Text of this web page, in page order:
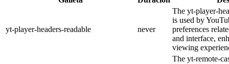
yt-player-headers-readable never
The yt-player-
is used by
preferences
and interface,
viewing
The yt-remote-